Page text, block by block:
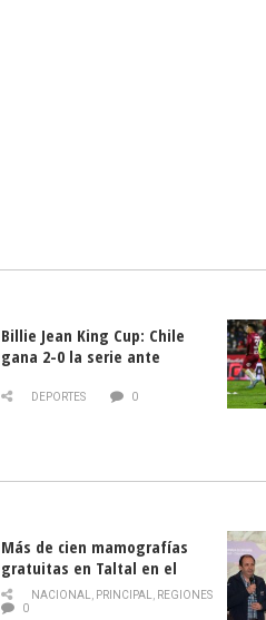
Billie Jean King Cup: Chile
gana 2-0 la serie ante
DEPORTES 0
Más de cien mamografías
gratuitas en Taltal en el
mes de la prevención del
cáncer de mama
NACIONAL, PRINCIPAL, REGIONES
0